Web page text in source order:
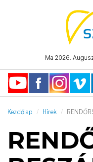
Ma 2026.
Kezdőlap Hírek